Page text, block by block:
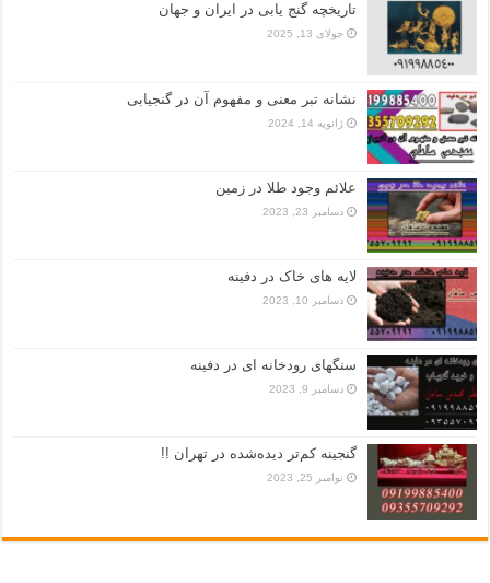
تاریخچه گنج‌ یابی در ایران و جهان
جولای 13, 2025
نشانه تبر معنی و مفهوم آن در گنجیابی
ژانویه 14, 2024
علائم وجود طلا در زمین
دسامبر 23, 2023
لایه های خاک در دفینه
دسامبر 10, 2023
سنگهای رودخانه ای در دفینه
دسامبر 9, 2023
گنجینه کم‌تر دیده‌شده در تهران !!
نوامبر 25, 2023